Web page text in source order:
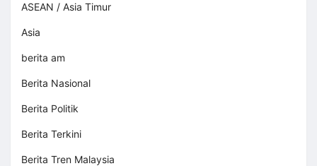
ASEAN / Asia Timur
Asia
berita am
Berita Nasional
Berita Politik
Berita Terkini
Berita Tren Malaysia